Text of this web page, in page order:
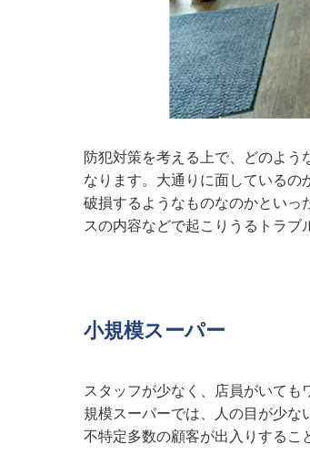
防犯対策を考える上で、どのよ
なります。大通りに面しているの
破損するようなものなのかといっ
スの内容などで起こりうるトラブ
小規模スーパー
スタッフが少なく、店員がいて
規模スーパーでは、人の目が少な
不特定多数の顧客が出入りするこ